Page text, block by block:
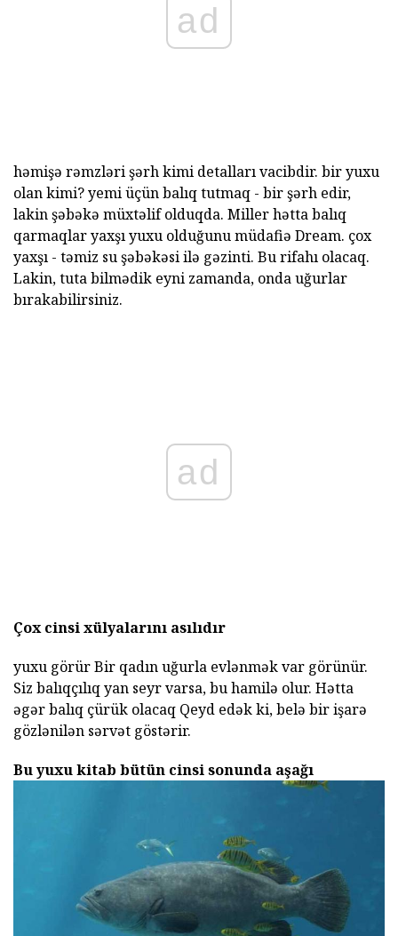
ad
həmişə rəmzləri şərh kimi detalları vacibdir. bir yuxu
olan kimi? yemi üçün balıq tutmaq - bir şərh edir,
lakin şəbəkə müxtəlif olduqda. Miller hətta balıq
qarmaqlar yaxşı yuxu olduğunu müdafiə Dream. çox
yaxşı - təmiz su şəbəkəsi ilə gəzinti. Bu rifahı olacaq.
Lakin, tuta bilmədik eyni zamanda, onda uğurlar
bırakabilirsiniz.
ad
Çox cinsi xülyalarını asılıdır
yuxu görür Bir qadın uğurla evlənmək var görünür.
Siz balıqçılıq yan seyr varsa, bu hamilə olur. Hətta
əgər balıq çürük olacaq Qeyd edək ki, belə bir işarə
gözlənilən sərvət göstərir.
Bu yuxu kitab bütün cinsi sonunda aşağı